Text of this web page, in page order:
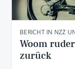
BERICHT IN NZZ
Woom
zurück